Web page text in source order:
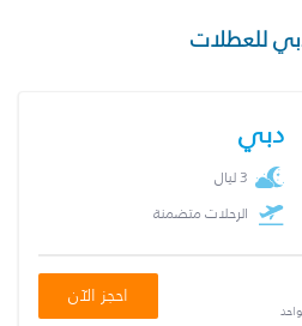
للعطلات
دبي
3 ليال
الرحلات متضمنة
احجز الآن